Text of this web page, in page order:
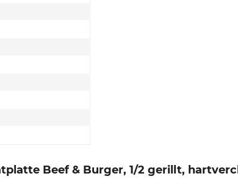
Beef & Burger, 1/2 gerillt,